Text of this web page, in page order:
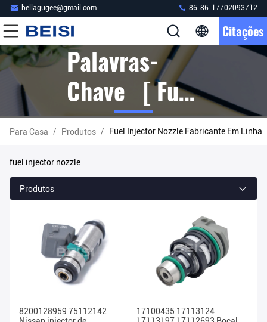
bellagugee@gmail.com 86-86-17702093712
Citações
Palavras-
Chave [ Fuel
Injector
Nozzle ]
Fósforo 21
Produtos
Para Casa / Produtos / Fuel Injector Nozzle Fabricante Em Linha
fuel injector nozzle
Produtos
8200128959 75112142
17100435 17113124